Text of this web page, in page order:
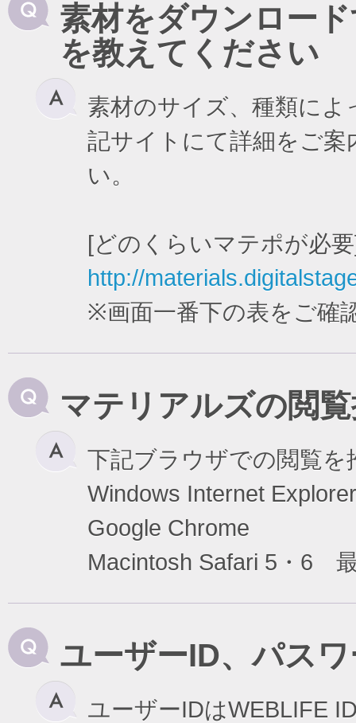
素材をダウンロー
を教えてください
素材のサイズ、種類に
記サイトにて詳細をご
い。
[どのくらいマテポが必
http://
※画面一番下の表をご確
マテリアルズの閲
下記ブラウザでの閲覧を
Windows Internet
Google Chrome
Macintosh Safari 5・6
ユーザーID、パス
ユーザーIDはWEBLIFE